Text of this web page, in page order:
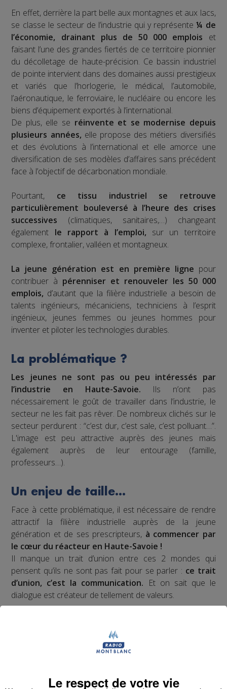
En effet, derrière la part belle aux montagnes et aux lacs,
se classe le secteur de l’industrie qui y représente¼ de
l’économie, drainant plus de 50 000 emplois et
faisant l’une des grandes fiertés de ce territoire pionnier
du décolletage de haute-précision. Ce bassin industriel
de pointe intervient dans des domaines aussi prestigieux
et variés que l’horlogerie, le médical, l’automobile,
l’aéronautique, le ferroviaire, le nucléaire ou encore les
biens d’équipement exportés à l’international.
De plus, elle se réinvente et se modernise depuis
plusieurs années, elle propose des métiers diversifiés
et des évolutions à l’international et elle amorce une
diversification de ses modèles d’affaires sans précédent
face à l’objectif de décarbonation mondiale.
Pourtant, ce tissu industriel se retrouve
particulièrement bouleversé à l’heure des crises
successives (climatiques, sanitaires,…) changeant
également le rapport à l’emploi, sur un territoire
complexe, frontalier, valléen et montagneux.
La jeune génération est en première ligne pour
contribuer à pérenniser et renouveler les 50 000
emplois, d’autant que la filière industrielle a besoin de
talents ingénieurs, mécaniciens, techniciens à l’esprit
ingénieux, jeunes femmes ou jeunes hommes pour
inventer et piloter les technologies durables.
La problématique ?
Les jeunes ne sont pas ou peu intéressés par
l’industrie en Haute-Savoie. Ils n’ont pas
nécessairement le goût de travailler dans l’industrie, le
secteur ne les fait pas rêver. De nombreux clichés sur le
secteur perdurent : “c’est dur, c’est sale, c’est polluant…”.
L'image est peu attractive auprès des jeunes mais
également auprès de leur entourage (famille,
professeurs…).
Un enjeu de taille…
Face à cette problématique, il est nécessaire de rendre
attractif la filière industrielle auprès de la jeune
génération et de ses prescripteurs, à commencer par
le cœur du réacteur en Haute-Savoie !
Il manque un trait d’union entre ces 2 mondes qui
pensent qu’ils ne sont pas fait pour se parler : ce trait
d’union, c’est la communication. Et on sait que le
dialogue est créateur de tellement de valeurs.
Notre proposition de
Le respect de votre vie